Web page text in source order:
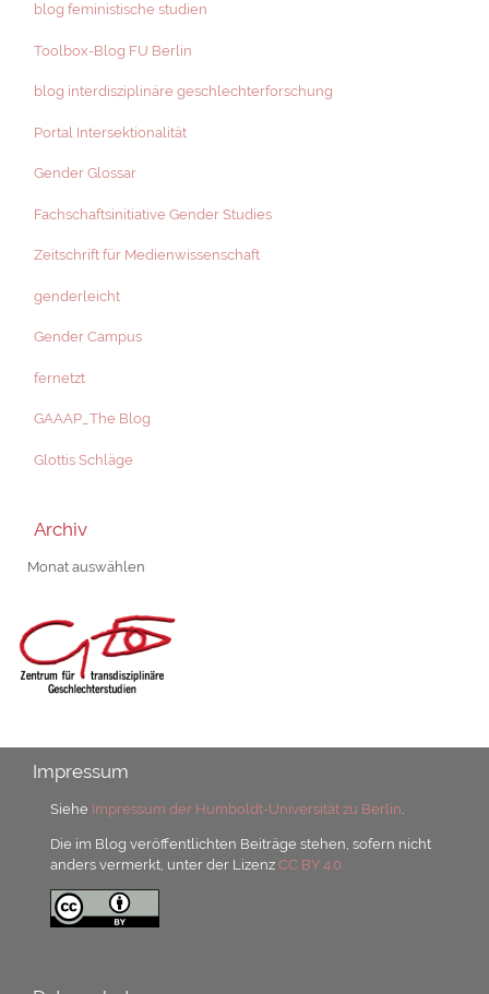
blog feministische studien
Toolbox-Blog FU Berlin
blog interdisziplinäre geschlechterforschung
Portal Intersektionalität
Gender Glossar
Fachschaftsinitiative Gender Studies
Zeitschrift für Medienwissenschaft
genderleicht
Gender Campus
fernetzt
GAAAP_The Blog
Glottis Schläge
Archiv
Archiv
Impressum
Siehe Impressum der Humboldt-Universität zu Berlin.
Die im Blog veröffentlichten Beiträge stehen, sofern nicht
anders vermerkt, unter der LizenzCC BY 4.0.